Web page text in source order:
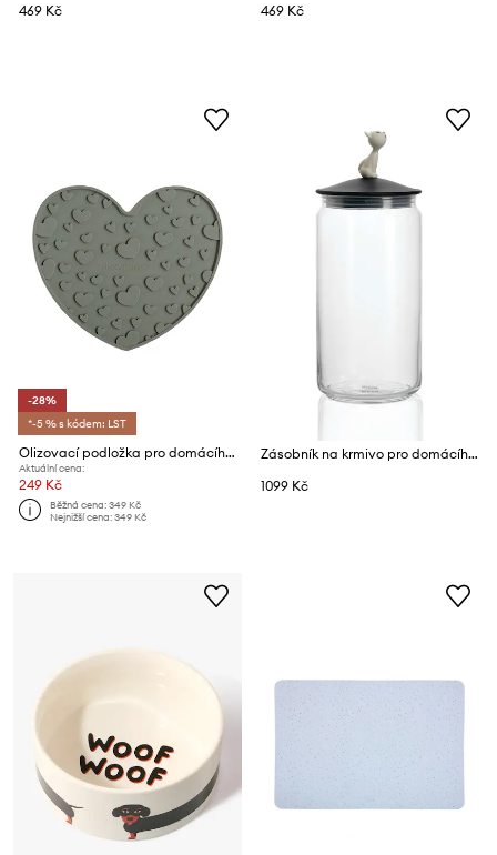
469 Kč
469 Kč
-28%
*-5 % s kódem: LST
Olizovací podložka pro domácího mazlíčka Dexypaws Heart Lick Matt
Aktuální cena:
249 Kč
Běžná cena:349 Kč
Nejnižší cena:349 Kč
Zásobník na krmivo pro domácího mazlíčka Alessi Mio 1,5 L
1099 Kč